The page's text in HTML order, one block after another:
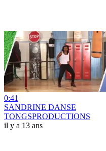
0:41
SANDRINE DANSE
TONGSPRODUCTIONS
il y a 13 ans